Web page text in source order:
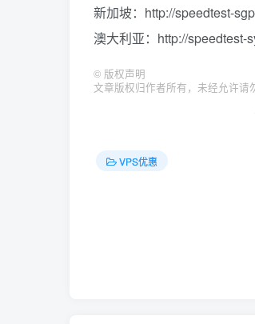
新加坡：http://speedtest-
澳大利亚：http://speedtest-
© 版权声明
文章版权归作者所有，未经允许请
VPS优惠